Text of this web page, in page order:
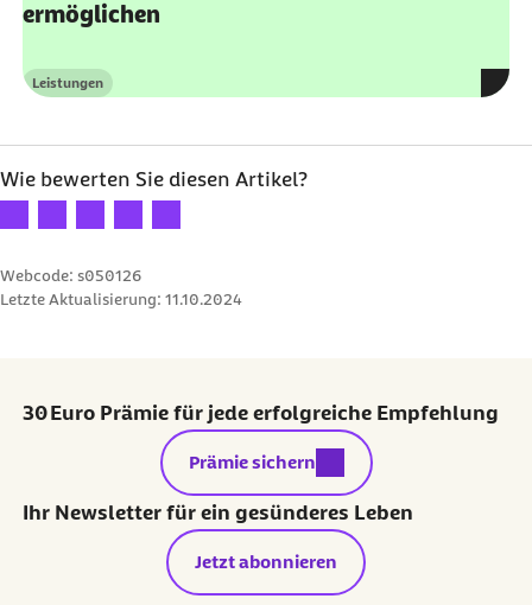
ermöglichen
Kategorie
Leistungen
Wie bewerten Sie diesen Artikel?
Ihre Bewertung: 1 Stern
Ihre Bewertung: 2 Sterne
Ihre Bewertung: 3 Sterne
Ihre Bewertung: 4 Sterne
Ihre Bewertung: 5 Sterne
Webcode: s050126
Letzte Aktualisierung: 11.10.2024
30 Euro Prämie für jede erfolgreiche Empfehlung
externer Link:
Prämie sichern
Ihr Newsletter für ein gesünderes Leben
Jetzt abonnieren